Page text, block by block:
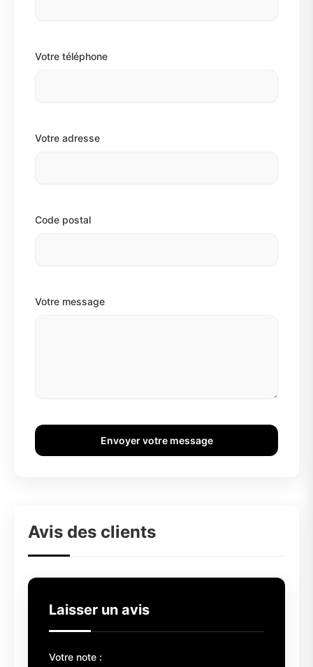
Votre téléphone
Votre adresse
Code postal
Votre message
Envoyer votre message
Avis des clients
Laisser un avis
Votre note :